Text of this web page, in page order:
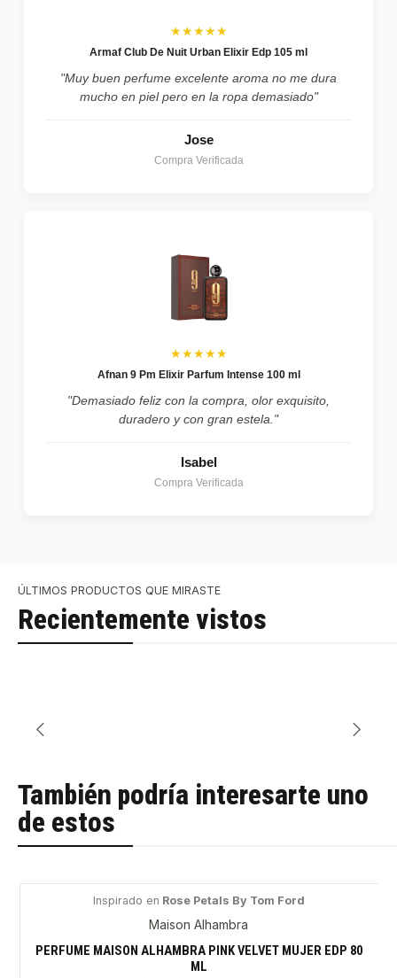
★★★★★
Armaf Club De Nuit Urban Elixir Edp 105 ml
"Muy buen perfume excelente aroma no me dura
mucho en piel pero en la ropa demasiado"
Jose
Compra Verificada
★★★★★
Afnan 9 Pm Elixir Parfum Intense 100 ml
"Demasiado feliz con la compra, olor exquisito,
duradero y con gran estela."
Isabel
Compra Verificada
ÚLTIMOS PRODUCTOS QUE MIRASTE
Recientemente vistos
También podría interesarte uno
de estos
Inspirado en Rose Petals By Tom Ford
Maison Alhambra
PERFUME MAISON ALHAMBRA PINK VELVET MUJER EDP 80
ML